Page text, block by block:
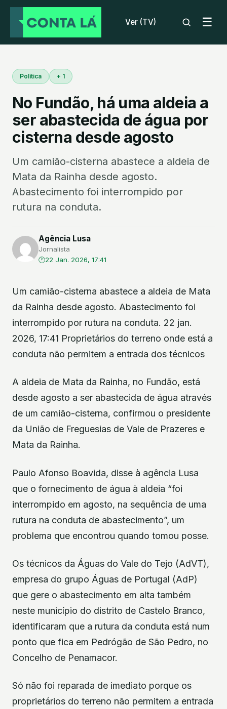
Ver (TV) ☰
Política + 1
No Fundão, há uma aldeia a
ser abastecida de água por
cisterna desde agosto
Um camião-cisterna abastece a aldeia de
Mata da Rainha desde agosto.
Abastecimento foi interrompido por
rutura na conduta.
Agência Lusa
Jornalista
22 Jan. 2026, 17:41
Um camião-cisterna abastece a aldeia de Mata
da Rainha desde agosto. Abastecimento foi
interrompido por rutura na conduta. 22 jan.
2026, 17:41 Proprietários do terreno onde está a
conduta não permitem a entrada dos técnicos
A aldeia de Mata da Rainha, no Fundão, está
desde agosto a ser abastecida de água através
de um camião-cisterna, confirmou o presidente
da União de Freguesias de Vale de Prazeres e
Mata da Rainha.
Paulo Afonso Boavida, disse à agência Lusa
que o fornecimento de água à aldeia “foi
interrompido em agosto, na sequência de uma
rutura na conduta de abastecimento”, um
problema que encontrou quando tomou posse.
Os técnicos da Águas do Vale do Tejo (AdVT),
empresa do grupo Águas de Portugal (AdP)
que gere o abastecimento em alta também
neste município do distrito de Castelo Branco,
identificaram que a rutura da conduta está num
ponto que fica em Pedrógão de São Pedro, no
Concelho de Penamacor.
Só não foi reparada de imediato porque os
proprietários do terreno não permitem a entrada